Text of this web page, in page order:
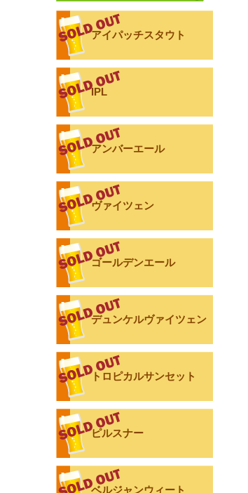
アイパッチスタウト
IPL
アンバーエール
ヴァイツェン
ゴールデンエール
デュンケルヴァイツェン
トロピカルサンセット
ピルスナー
ベルジャンウィート